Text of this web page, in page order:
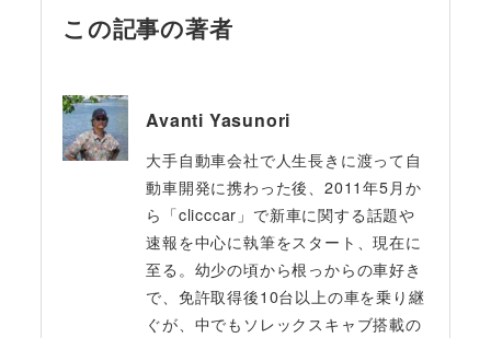
この記事の著者
Avanti Yasunori
大手自動車会社で人生長きに渡って自
動車開発に携わった後、2011年5月か
ら「clicccar」で新車に関する話題や
速報を中心に執筆をスタート、現在に
至る。幼少の頃から根っからの車好き
で、免許取得後10台以上の車を乗り継
ぐが、中でもソレックスキャブ搭載の